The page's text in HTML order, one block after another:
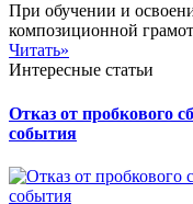
При обучении и
композиционной
Читать»
Интересные статьи
Отказ от пробкового
события